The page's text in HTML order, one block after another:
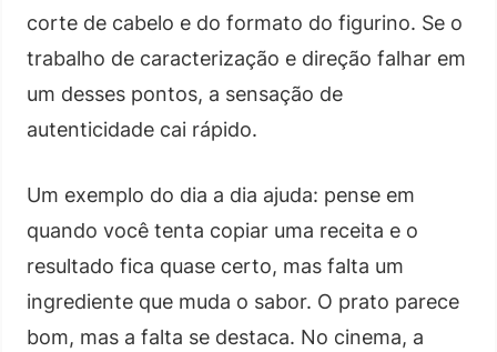
corte de cabelo e do formato do figurino. Se o
trabalho de caracterização e direção falhar em
um desses pontos, a sensação de
autenticidade cai rápido.
Um exemplo do dia a dia ajuda: pense em
quando você tenta copiar uma receita e o
resultado fica quase certo, mas falta um
ingrediente que muda o sabor. O prato parece
bom, mas a falta se destaca. No cinema, a